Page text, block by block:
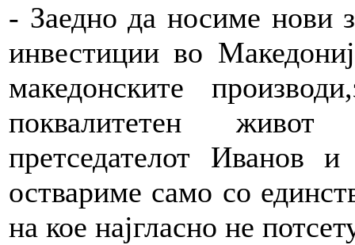
- Заедно да носиме нови
инвестиции во
македонските
поквалитетен
претседателот Иванов
оствариме само со
на кое најгласно не